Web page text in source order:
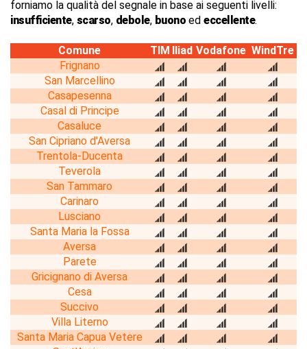
forniamo la qualità del segnale in base ai seguenti livelli:
insufficiente, scarso, debole, buono ed eccellente.
Comune TIM Iliad Vodafone WindTre
Frignano
San Marcellino
Casapesenna
Casal di Principe
Casaluce
San Cipriano d'Aversa
Trentola-Ducenta
Teverola
San Tammaro
Carinaro
Lusciano
Santa Maria la Fossa
Aversa
Parete
Gricignano di Aversa
Cesa
Succivo
Villa Literno
Santa Maria Capua Vetere